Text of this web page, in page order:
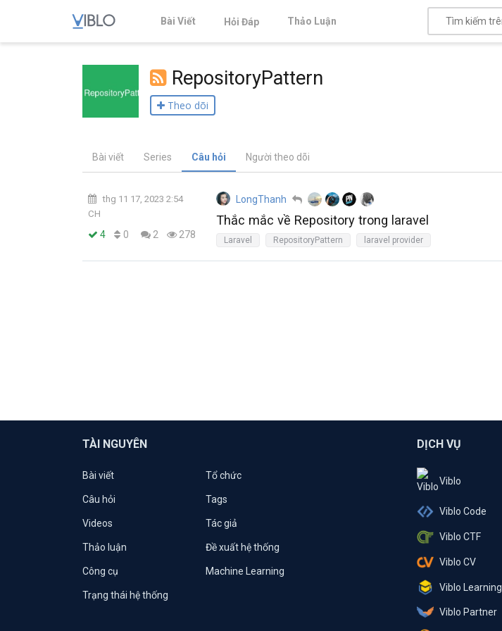
Bài Viết Hỏi Đáp Thảo Luận
RepositoryPattern
Theo dõi
Bài viết Series Câu hỏi Người theo dõi
thg 11 17, 2023 2:54
CH
4 0 2 278
LongThanh
Thắc mắc về Repository trong laravel
Laravel RepositoryPattern laravel provider
TÀI NGUYÊN
Bài viết Tổ chức
Câu hỏi Tags
Videos Tác giả
Thảo luận Đề xuất hệ thống
Công cụ Machine Learning
Trạng thái hệ thống
DỊCH VỤ
Viblo
Viblo Code
Viblo CTF
Viblo CV
Viblo Learning
Viblo Partner